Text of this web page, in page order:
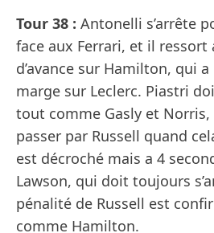
Tour 38 : Antonelli s’arrête
face aux Ferrari, et il ressort
d’avance sur Hamilton, qui
marge sur Leclerc. Piastri
tout comme Gasly et
passer par Russell quand
est décroché mais a 4
Lawson, qui doit toujours
pénalité de Russell est
comme Hamilton.